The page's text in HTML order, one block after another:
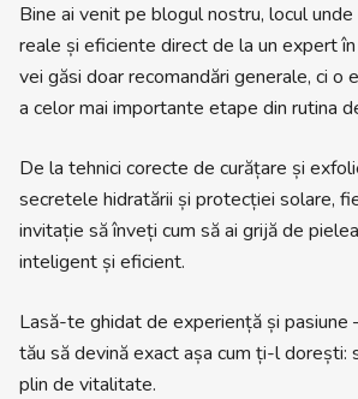
Bine ai venit pe blogul nostru, locul
reale și eficiente direct de la un expert
vei găsi doar recomandări generale, ci o
a celor mai importante etape din rutina
De la tehnici corecte de curățare și
secretele hidratării și protecției solare,
invitație să înveți cum să ai grijă de
inteligent și eficient.
Lasă-te ghidat de experiență și pasiune
tău să devină exact așa cum ți-l dorești:
plin de vitalitate.